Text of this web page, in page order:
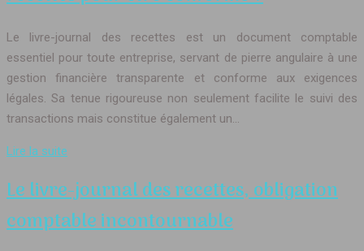
Le livre-journal des recettes est un document comptable
essentiel pour toute entreprise, servant de pierre angulaire à une
gestion financière transparente et conforme aux exigences
légales. Sa tenue rigoureuse non seulement facilite le suivi des
transactions mais constitue également un…
Lire la suite
Le livre-journal des recettes, obligation
comptable incontournable